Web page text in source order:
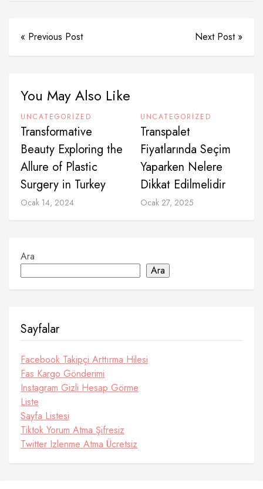
« Previous Post Next Post »
You May Also Like
UNCATEGORIZED
Transformative
Beauty Exploring the
Allure of Plastic
Surgery in Turkey
Ocak 14, 2024
UNCATEGORIZED
Transpalet
Fiyatlarında Seçim
Yaparken Nelere
Dikkat Edilmelidir
Ocak 27, 2025
Ara
Ara
Sayfalar
Facebook Takipçi Arttırma Hilesi
Fas Kargo Gönderimi
Instagram Gizli Hesap Görme
Liste
Sayfa Listesi
Tiktok Yorum Atma Şifresiz
Twitter Izlenme Atma Ücretsiz